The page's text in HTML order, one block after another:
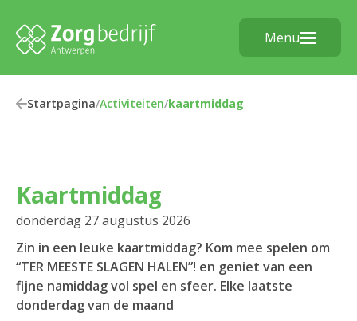
Menu
Startpagina/Activiteiten/kaartmiddag
kaartmiddag
donderdag 27 augustus 2026
Zin in een leuke kaartmiddag? Kom mee spelen om
“TER MEESTE SLAGEN HALEN”! en geniet van een
fijne namiddag vol spel en sfeer. Elke laatste
donderdag van de maand